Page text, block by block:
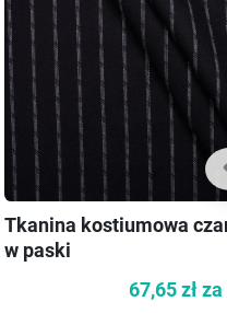
Tkanina kostiumowa
w paski
67,65 złza